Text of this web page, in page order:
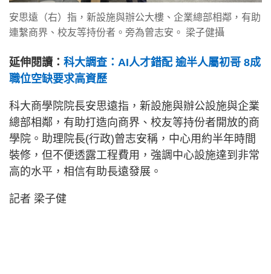
安思遠（右）指，新設施與辦公大樓、企業總部相鄰，有助
連繫商界、校友等持份者。旁為曾志安。 梁子健攝
延伸閱讀： 科大調查：AI人才錯配 逾半人屬初哥 8成
職位空缺要求高資歷
科大商學院院長安思遠指，新設施與辦公設施與企業
總部相鄰，有助打造向商界、校友等持份者開放的商
學院。助理院長(行政)曾志安稱，中心用約半年時間
裝修，但不便透露工程費用，強調中心設施達到非常
高的水平，相信有助長遠發展。
記者 梁子健